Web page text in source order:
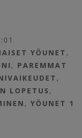
YÖUNET ,
, PAREMMAT
,
LOPETUS ,
,YÖUNET 1